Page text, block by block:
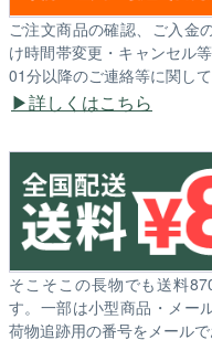
ご注文商品の確認、ご入金
け時間帯変更・キャンセル
01分以降のご連絡等に関し
詳しくはこちら
そこそこの長物でも送料
す。一部は小型商品・メー
荷物追跡用の番号をメールで